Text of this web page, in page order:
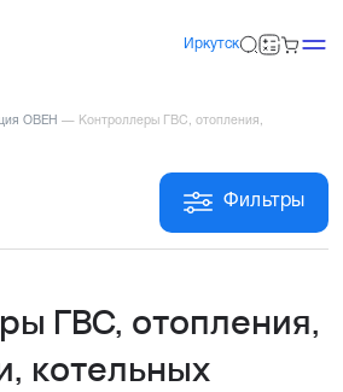
Иркутск
ОВЕН — Контроллеры ГВС, отопления,
Фильтры
ГВС, отопления,
котельных